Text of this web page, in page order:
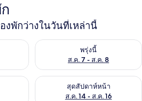
งพักว่างในวันที่เหล่านี้
างในคืนนี้ ส.ค. 6 - ส.ค. 7พรุ่งนี้
ส.ค. 7 - ส.ค. 8
ตรวจสอบจำนวนห้องพักว่างใน
างในสุดสัปดาห์นี้ ส.ค. 7 - ส.ค. 9
สุดสัปดาห์หน้า
ส.ค. 14 - ส.ค. 16
ตรวจสอบจำนวนห้องพักว่างใน